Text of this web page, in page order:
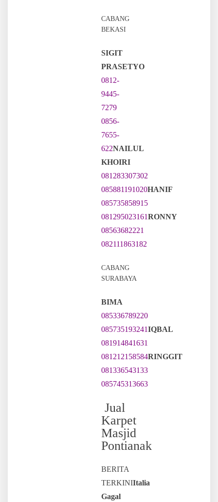
CABANG
BEKASI
SIGIT
PRASETYO
0812-
9445-
7279
0856-
7655-
622NAILUL
KHOIRI
081283307302
085881191020HANIF
085735858915
081295023161RONNY
08563682221
082111863182
CABANG
SURABAYA
BIMA
085336789220
085735193241IQBAL
081914841631
081212158584RINGGIT
081336543133
085745313663
Jual
Karpet
Masjid
Pontianak
BERITA
TERKINIItalia
Gagal